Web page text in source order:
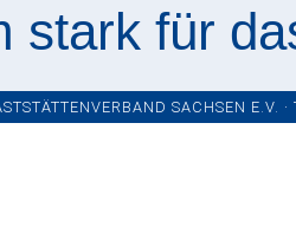
stark für
SACHSEN E.V.